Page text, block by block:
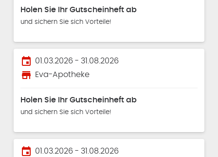
Holen Sie Ihr Gutscheinheft ab
und sichern Sie sich Vorteile!
event 01.03.2026 - 31.08.2026
store Eva-Apotheke
Holen Sie Ihr Gutscheinheft ab
und sichern Sie sich Vorteile!
event 01.03.2026 - 31.08.2026